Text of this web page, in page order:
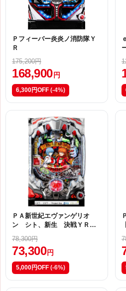
Ｐフィーバー炎炎ノ消防隊Ｙ
Ｒ
175,200円
168,900 円
6,300円OFF (-4%)
ＰＡ新世紀エヴァンゲリオ
ン シト、新生 決戦ＹＲ
78,300円
73,300 円
5,000円OFF (-6%)